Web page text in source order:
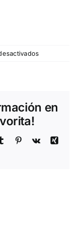
en
losen
Tumblr Pinterest
Vk
Xing